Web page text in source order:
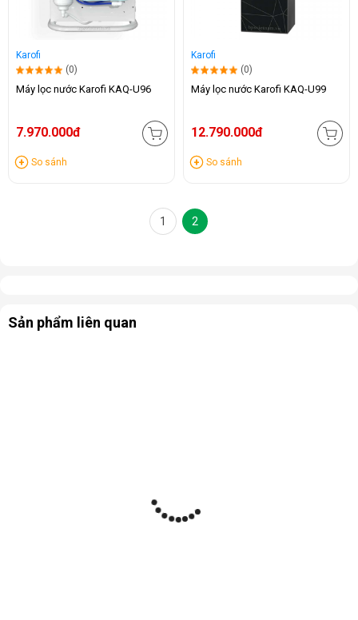
Karofi
(0)
Máy lọc nước Karofi KAQ-U96
7.970.000đ
So sánh
Karofi
(0)
Máy lọc nước Karofi KAQ-U99
12.790.000đ
So sánh
1 2
Sản phẩm liên quan